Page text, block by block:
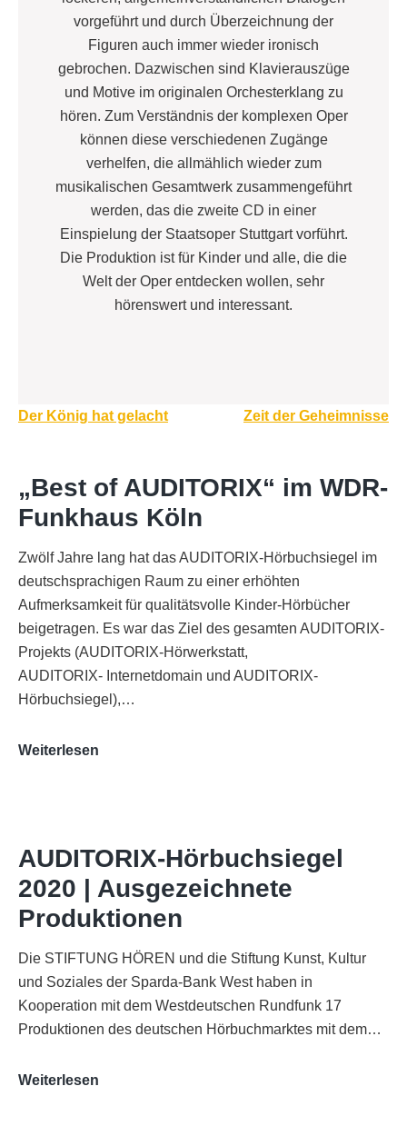
vorgeführt und durch Überzeichnung der
Figuren auch immer wieder ironisch
gebrochen. Dazwischen sind Klavierauszüge
und Motive im originalen Orchesterklang zu
hören. Zum Verständnis der komplexen Oper
können diese verschiedenen Zugänge
verhelfen, die allmählich wieder zum
musikalischen Gesamtwerk zusammengeführt
werden, das die zweite CD in einer
Einspielung der Staatsoper Stuttgart vorführt.
Die Produktion ist für Kinder und alle, die die
Welt der Oper entdecken wollen, sehr
hörenswert und interessant.
Beitragsnavigation
Der König hat gelacht Zeit der Geheimnisse
„Best of AUDITORIX“ im WDR-
Funkhaus Köln
Zwölf Jahre lang hat das AUDITORIX-Hörbuchsiegel im
deutschsprachigen Raum zu einer erhöhten
Aufmerksamkeit für qualitätsvolle Kinder-Hörbücher
beigetragen. Es war das Ziel des gesamten AUDITORIX-
Projekts (AUDITORIX-Hörwerkstatt,
AUDITORIX- Internetdomain und AUDITORIX-
Hörbuchsiegel),…
Weiterlesen
Funkhaus
Köln
AUDITORIX-Hörbuchsiegel
2020 | Ausgezeichnete
Produktionen
Die STIFTUNG HÖREN und die Stiftung Kunst, Kultur
und Soziales der Sparda-Bank West haben in
Kooperation mit dem Westdeutschen Rundfunk 17
Produktionen des deutschen Hörbuchmarktes mit dem…
Weiterlesen